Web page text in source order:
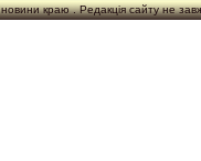
краю . Редакція сайту не